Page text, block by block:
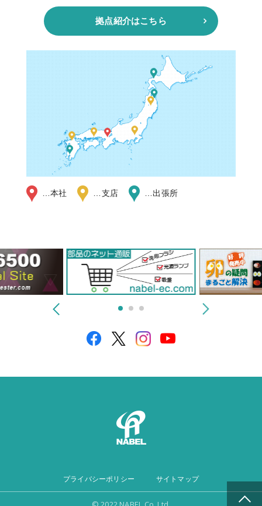
拠点紹介はこちら
…本社 …支店 …出張所
プライバシーポリシー サイトマップ